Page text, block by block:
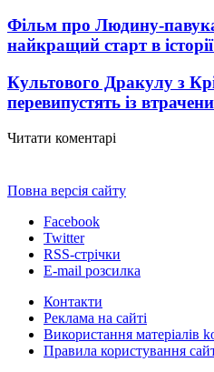
Фільм про Людину-
найкращий старт в
Культового Дракулу з
перевипустять із
Читати коментарі
Повна версія сайту
Facebook
Twitter
RSS-стрічки
E-mail розсилка
Контакти
Реклама на сайті
Використання матеріалів
Правила користування